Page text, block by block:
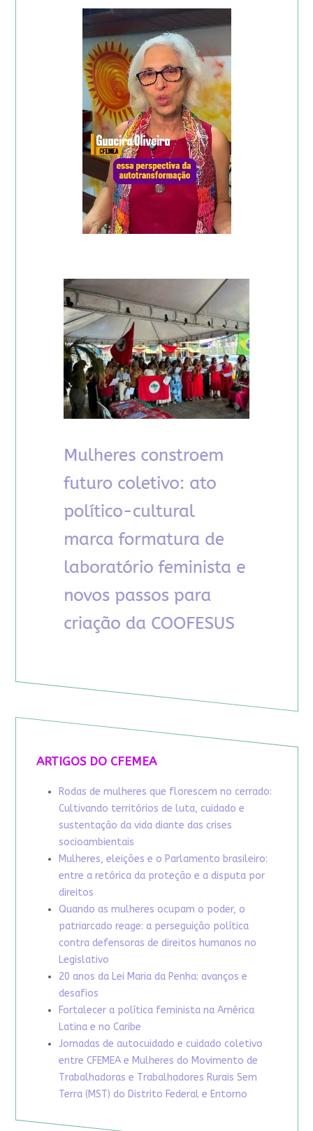
ARTIGOS DO CFEMEA
Rodas de mulheres que florescem no cerrado:
Cultivando territórios de luta, cuidado e
sustentação da vida diante das crises
socioambientais
Mulheres, eleições e o Parlamento brasileiro:
entre a retórica da proteção e a disputa por
direitos
Quando as mulheres ocupam o poder, o
patriarcado reage: a perseguição política
contra defensoras de direitos humanos no
Legislativo
20 anos da Lei Maria da Penha: avanços e
desafios
Fortalecer a política feminista na América
Latina e no Caribe
Jornadas de autocuidado e cuidado coletivo
entre CFEMEA e Mulheres do Movimento de
Trabalhadoras e Trabalhadores Rurais Sem
Terra (MST) do Distrito Federal e Entorno